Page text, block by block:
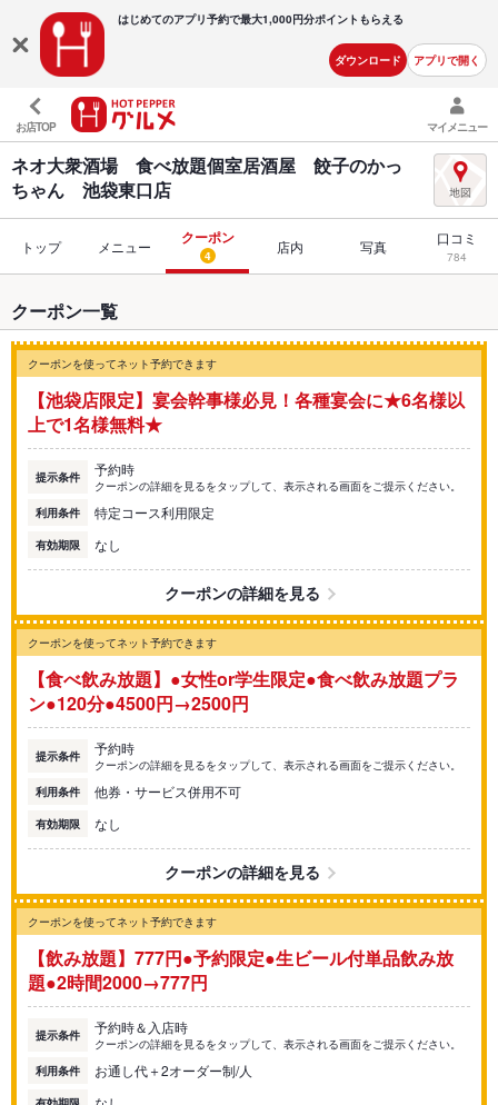
はじめてのアプリ予約で最大1,000円分ポイントもらえる
ダウンロード アプリで開く
お店TOP マイメニュー
ネオ大衆酒場 食べ放題個室居酒屋 餃子のかっ
ちゃん 池袋東口店
トップ メニュー クーポン
4 店内 写真 口コミ
784
クーポン一覧
クーポンを使ってネット予約できます
【池袋店限定】宴会幹事様必見！各種宴会に★6名様以
上で1名様無料★
提示条件 予約時
クーポンの詳細を見るをタップして、表示される画面をご提示ください。
利用条件
特定コース利用限定
有効期限 なし
クーポンの詳細を見る
クーポンを使ってネット予約できます
【食べ飲み放題】●女性or学生限定●食べ飲み放題プラ
ン●120分●4500円→2500円
提示条件 予約時
クーポンの詳細を見るをタップして、表示される画面をご提示ください。
利用条件
他券・サービス併用不可
有効期限 なし
クーポンの詳細を見る
クーポンを使ってネット予約できます
【飲み放題】777円●予約限定●生ビール付単品飲み放
題●2時間2000→777円
提示条件 予約時＆入店時
クーポンの詳細を見るをタップして、表示される画面をご提示ください。
利用条件
お通し代＋2オーダー制/人